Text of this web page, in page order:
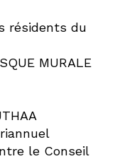
résidents du
MURALE
le Conseil